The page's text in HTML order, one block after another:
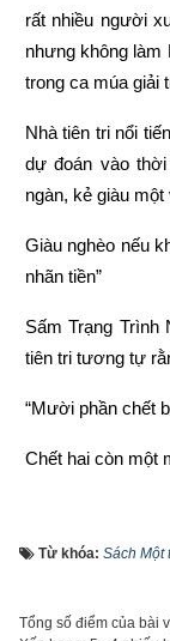
rất nhiều người
nhưng không làm
trong ca múa giải
Nhà tiên tri nổi
dự đoán vào
ngàn, kẻ giàu
Giàu nghèo nếu
nhãn tiền”
Sấm Trạng Trình
tiên tri tương tự
“Mười phần chết
Chết hai còn một
an”
Từ khóa: Sách Một
Tổng số điểm của bài